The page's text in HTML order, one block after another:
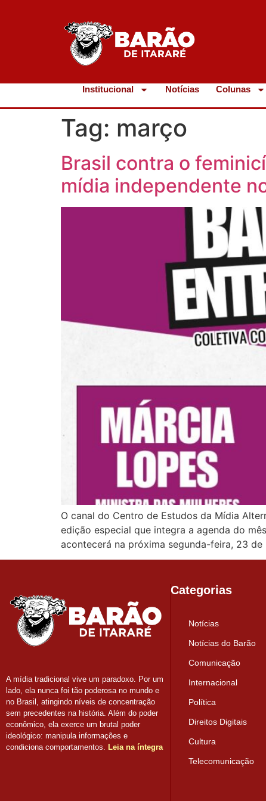
Institucional Notícias Colunas
Tag: março
Brasil contra o
mídia independente
O canal do Centro de Estudos da Mídia
edição especial que integra a agenda do
acontecerá na próxima segunda-feira, 23
A mídia tradicional vive um paradoxo. Por um
lado, ela nunca foi tão poderosa no mundo e
no Brasil, atingindo níveis de concentração
sem precedentes na história. Além do poder
econômico, ela exerce um brutal poder
ideológico: manipula informações e
condiciona comportamentos.
Leia na íntegra
Categorias
Notícias
Notícias do Barão
Comunicação
Internacional
Política
Direitos Digitais
Cultura
Telecomunicação